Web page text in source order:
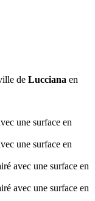
de Lucciana en
une surface en
une surface en
avec une surface en
avec une surface en